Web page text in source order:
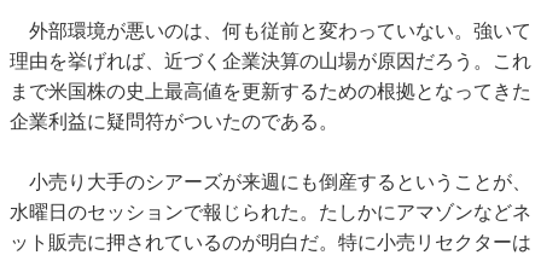
外部環境が悪いのは、何も従前と変わっていない。強いて
理由を挙げれば、近づく企業決算の山場が原因だろう。これ
まで米国株の史上最高値を更新するための根拠となってきた
企業利益に疑問符がついたのである。
小売り大手のシアーズが来週にも倒産するということが、
水曜日のセッションで報じられた。たしかにアマゾンなどネ
ット販売に押されているのが明白だ。特に小売リセクターは